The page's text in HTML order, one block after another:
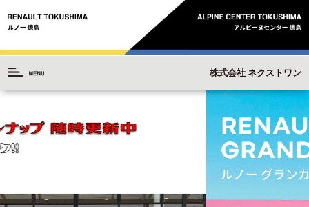
株式会社 ネクストワン